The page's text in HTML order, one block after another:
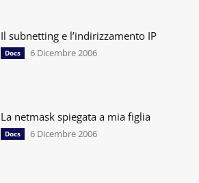
Il subnetting e l’indirizzamento IP
Docs 6 Dicembre 2006
La netmask spiegata a mia figlia
Docs 6 Dicembre 2006